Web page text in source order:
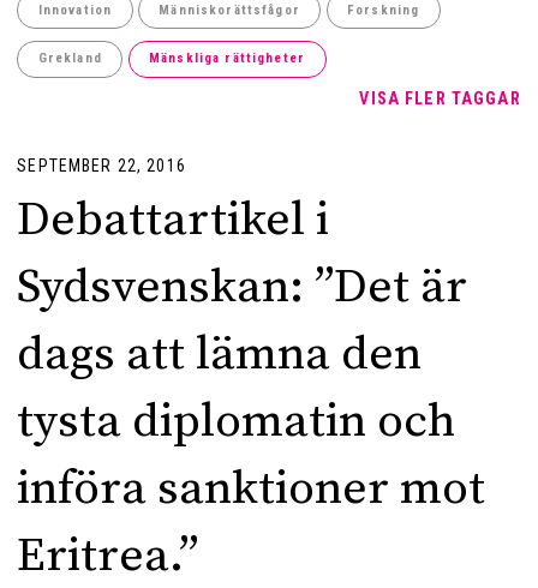
Innovation Människorättsfågor Forskning
Grekland Mänskliga rättigheter
VISA FLER TAGGAR
SEPTEMBER 22, 2016
Debattartikel i
Sydsvenskan: ”Det är
dags att lämna den
tysta diplomatin och
införa sanktioner mot
Eritrea.”